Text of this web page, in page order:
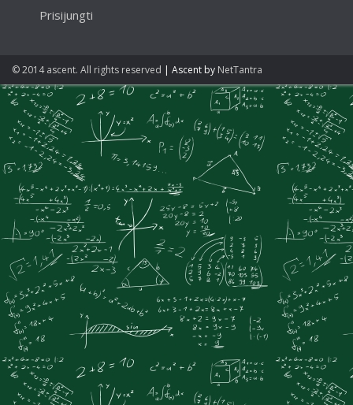
Prisijungti
© 2014 ascent. All rights reserved | Ascent by NetTantra